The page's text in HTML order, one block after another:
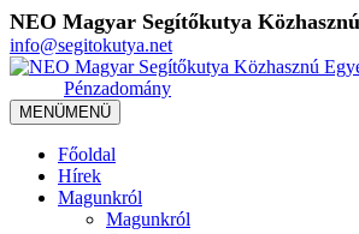
NEO Magyar Segítőkutya
info@segitokutya.net
Pénzadomány
MENÜMENÜ
Főoldal
Hírek
Magunkról
Magunkról